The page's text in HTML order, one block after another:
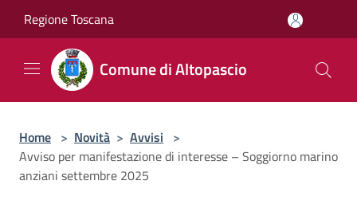
Regione Toscana
Comune di Altopascio
Home > Novità > Avvisi >
Avviso per manifestazione di interesse – Soggiorno marino
anziani settembre 2025